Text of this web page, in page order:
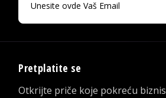
Pretplatite se
Otkrijte priče koje pokreću biznis